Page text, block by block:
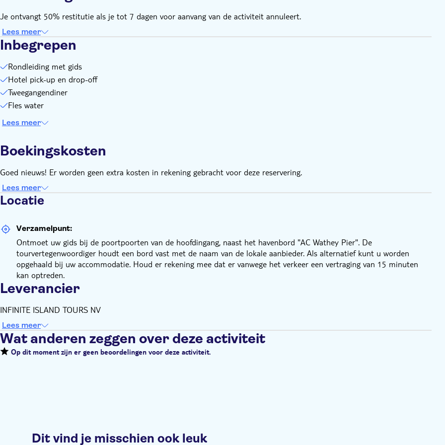
Je ontvangt 50% restitutie als je tot 7 dagen voor aanvang van de activiteit annuleert.
Lees meer
Inbegrepen
Rondleiding met gids
Hotel pick-up en drop-off
Tweegangendiner
Fles water
Lees meer
Boekingskosten
Goed nieuws! Er worden geen extra kosten in rekening gebracht voor deze reservering.
Lees meer
Locatie
Verzamelpunt:
Ontmoet uw gids bij de poortpoorten van de hoofdingang, naast het havenbord "AC Wathey Pier". De
tourvertegenwoordiger houdt een bord vast met de naam van de lokale aanbieder. Als alternatief kunt u worden
opgehaald bij uw accommodatie. Houd er rekening mee dat er vanwege het verkeer een vertraging van 15 minuten
kan optreden.
Leverancier
INFINITE ISLAND TOURS NV
Lees meer
Wat anderen zeggen over deze activiteit
Op dit moment zijn er geen beoordelingen voor deze activiteit.
Dit vind je misschien ook leuk